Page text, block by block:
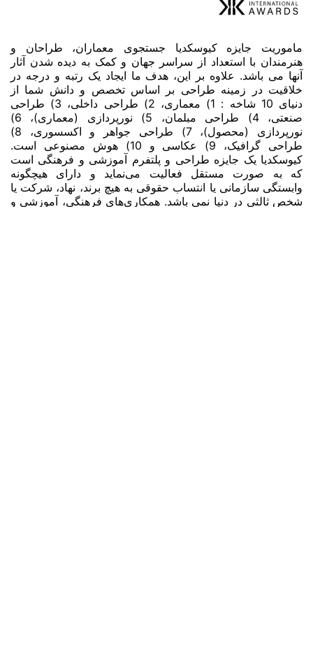
ماموریت جایزه کیوسکدیا جستجوی معماران، طراحان و
هنرمندان با استعداد از سراسر جهان و کمک به دیده شدن آثار
آنها می باشد. علاوه بر این، هدف ما ایجاد یک رتبه و درجه در
خلاقیت در زمینه طراحی بر اساس تخصص و دانش شما از
دنیای 10 شاخه : 1) معماری، 2) طراحی داخلی، 3) طراحی
صنعتی، 4) طراحی مبلمان، 5) نورپردازی (معماری)، 6)
نورپردازی (محصول)، 7) طراحی جواهر و اکسسوری، 8)
طراحی گرافیک، 9) عکاسی و 10) هوش مصنوعی است.
کیوسکدیا یک جایزه طراحی و پلتفرم آموزشی و فرهنگی است
که به صورت مستقل فعالیت می‌نماید و دارای هیچگونه
وابستگی سازمانی یا انتساب حقوقی به هیچ برند، نهاد، شرکت یا
شخص ثالثی در دنیا نمی باشد. همکاری‌های فرهنگی، آموزشی و